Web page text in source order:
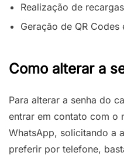
Realização de
Geração de QR
Como alterar a
Para alterar a senha do
entrar em contato com o
WhatsApp, solicitando a
preferir por telefone,